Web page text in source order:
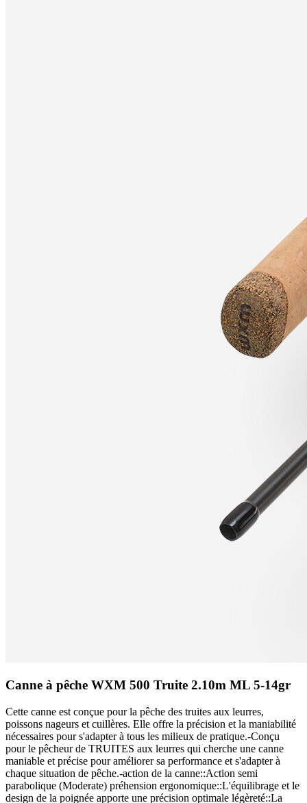
Canne à pêche WXM 500 Truite 2.10m ML 5-14gr
Cette canne est conçue pour la pêche des truites aux leurres,
poissons nageurs et cuillères. Elle offre la précision et la maniabilité
nécessaires pour s'adapter à tous les milieux de pratique.-Conçu
pour le pêcheur de TRUITES aux leurres qui cherche une canne
maniable et précise pour améliorer sa performance et s'adapter à
chaque situation de pêche.-action de la canne::Action semi
parabolique (Moderate) préhension ergonomique::L'équilibrage et le
design de la poignée apporte une précision optimale légèreté::La